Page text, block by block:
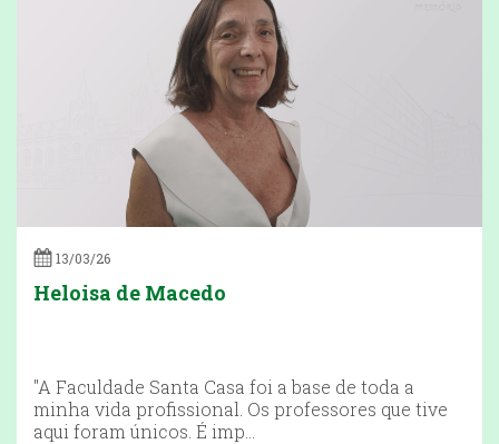
13/03/26
Heloisa de Macedo
"A Faculdade Santa Casa foi a base de toda a
minha vida profissional. Os professores que tive
aqui foram únicos. É imp...